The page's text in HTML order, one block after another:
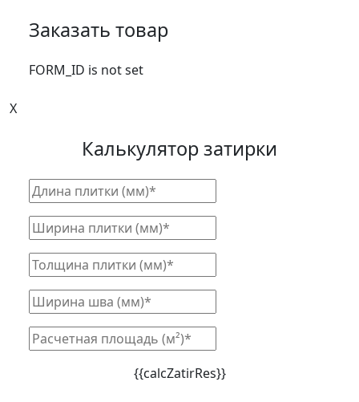
Заказать товар
FORM_ID is not set
X
Калькулятор затирки
{{calcZatirRes}}